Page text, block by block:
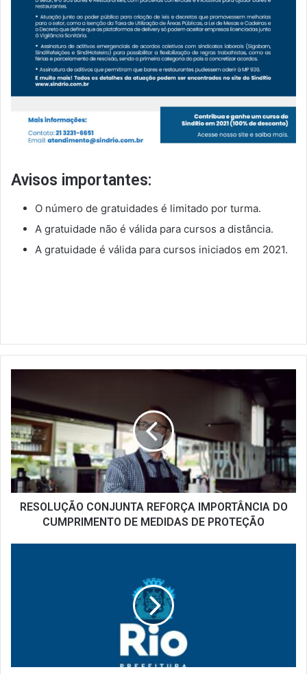
Avisos importantes:
O número de gratuidades é limitado por turma.
A gratuidade não é válida para cursos a distância.
A gratuidade é válida para cursos iniciados em 2021.
REFORÇA
IMPORTÂNCIA
DO
CUMPRIMENTO
DE
MEDIDAS
DE
PROTEÇÃO
RESOLUÇÃO CONJUNTA REFORÇA IMPORTÂNCIA DO
CUMPRIMENTO DE MEDIDAS DE PROTEÇÃO